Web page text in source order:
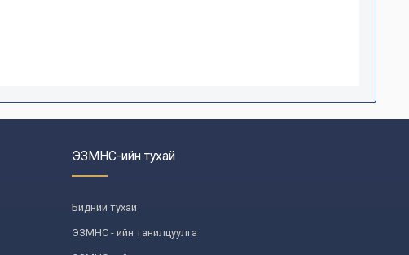
ЭЗМНС-ийн тухай
Бидний тухай
ЭЗМНС - ийн танилцуулга